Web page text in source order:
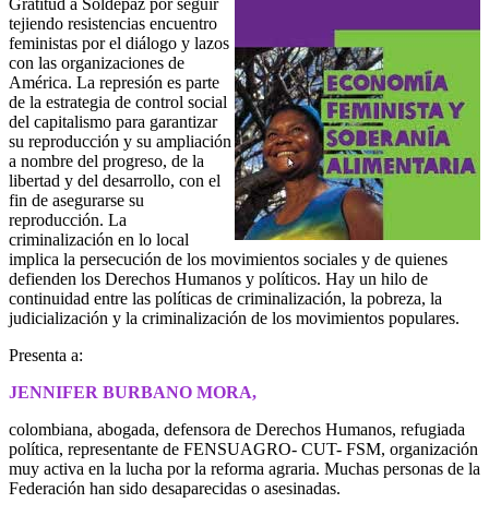
Gratitud a Soldepaz por seguir
tejiendo resistencias encuentro
feministas por el diálogo y lazos
con las organizaciones de
América. La represión es parte
de la estrategia de control social
del capitalismo para garantizar
su reproducción y su ampliación
a nombre del progreso, de la
libertad y del desarrollo, con el
fin de asegurarse su
reproducción. La
criminalización en lo local
implica la persecución de los movimientos sociales y de quienes
defienden los Derechos Humanos y políticos. Hay un hilo de
continuidad entre las políticas de criminalización, la pobreza, la
judicialización y la criminalización de los movimientos populares.
Presenta a:
JENNIFER BURBANO MORA,
colombiana, abogada, defensora de Derechos Humanos, refugiada
política, representante de FENSUAGRO- CUT- FSM, organización
muy activa en la lucha por la reforma agraria. Muchas personas de la
Federación han sido desaparecidas o asesinadas.